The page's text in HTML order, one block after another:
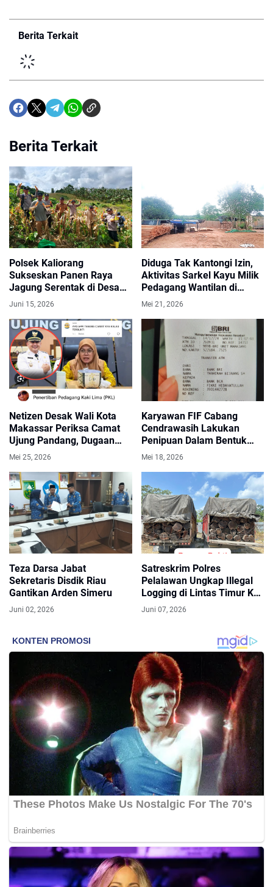
Berita Terkait
Berita Terkait
Polsek Kaliorang
Sukseskan Panen Raya
Jagung Serentak di Desa
Cipta Graha Kaubun
Juni 15, 2026
Diduga Tak Kantongi Izin,
Aktivitas Sarkel Kayu Milik
Pedagang Wantilan di
Kelurahan Baru Jadi
Mei 21, 2026
Netizen Desak Wali Kota
Makassar Periksa Camat
Ujung Pandang, Dugaan
Penertiban PKL Tebang
Pilih Tuai Sorotan
Mei 25, 2026
Karyawan FIF Cabang
Cendrawasih Lakukan
Penipuan Dalam Bentuk
Penagihan Terhadap
Konsumen Senilai
Rp.7.000.000
Mei 18, 2026
Teza Darsa Jabat
Sekretaris Disdik Riau
Gantikan Arden Simeru
Juni 02, 2026
Satreskrim Polres
Pelalawan Ungkap Illegal
Logging di Lintas Timur Km
80, 2 Sopir Truk Kayu
Mahang Tanpa Dokumen
Juni 07, 2026